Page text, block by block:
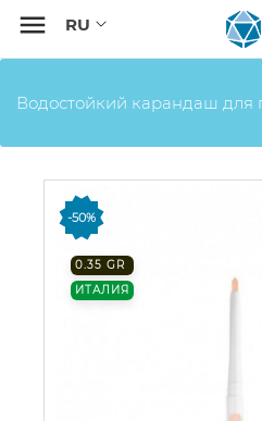

Водостойкий карандаш для
-50%
0.35 GR
ИТАЛИЯ